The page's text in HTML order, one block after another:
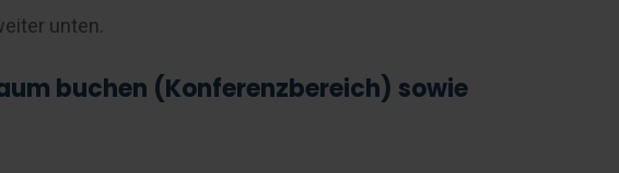
unten.
buchen (Konferenzbereich) sowie